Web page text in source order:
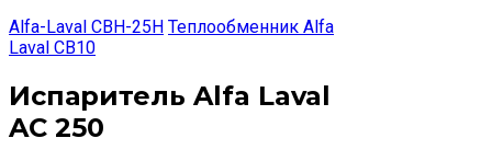
Alfa-Laval CBH-25H Теплообменник Alfa
Laval CB10
Испаритель Alfa Laval
AC 250